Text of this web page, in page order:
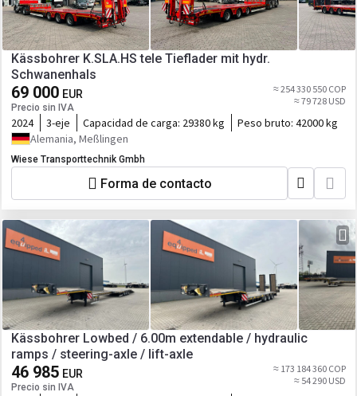
Kässbohrer K.SLA.HS tele Tieflader mit hydr.
Schwanenhals
69 000 EUR
Precio sin IVA
≈ 254 330 550 COP
≈ 79 728 USD
2024 3-eje Capacidad de carga: 29380 kg Peso bruto: 42000 kg
Alemania, Meßlingen
Wiese Transporttechnik Gmbh
Forma de contacto
Kässbohrer Lowbed / 6.00m extendable / hydraulic
ramps / steering-axle / lift-axle
46 985 EUR
Precio sin IVA
≈ 173 184 360 COP
≈ 54 290 USD